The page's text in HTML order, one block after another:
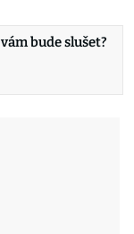
bude slušet?